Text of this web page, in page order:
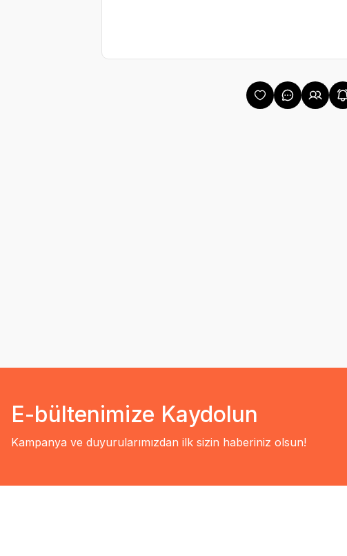
E-bültenimize Kaydolun
Kampanya ve duyurularımızdan ilk sizin haberiniz olsun!